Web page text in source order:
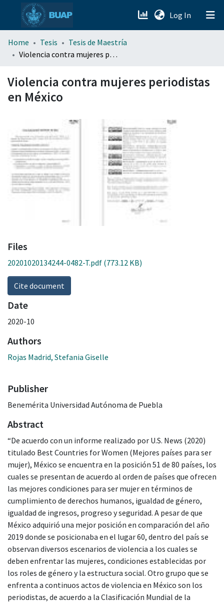
Log In (current)
menu.section.about_menu
Home Tesis
Tesis de Maestría
Violencia contra mujeres periodistas en México
Violencia contra mujeres periodistas
en México
Files
20201020134244-0482-T.pdf (773.12 KB)
Cite document
Date
2020-10
Authors
Rojas Madrid, Stefania Giselle
Publisher
Benemérita Universidad Autónoma de Puebla
Abstract
“De acuerdo con un informe realizado por U.S. News (2020)
titulado Best Countries for Women (Mejores países para ser
mujer), México se encuentra en la posición 51 de 80 países, los
cuales se presentan de acuerdo al orden de países que ofrecen
las mejores condiciones para ser mujer en términos de
cumplimiento de derechos humanos, igualdad de género,
igualdad de ingresos, progreso y seguridad. A pesar de que
México adquirió una mejor posición en comparación del año
2019 donde se posicionaba en el lugar 60, dentro del país se
observan diversos escenarios de violencia a los cuales se
deben enfrentar las mujeres, condiciones establecidas por
los roles de género y la estructura social. Otro grupo que se
enfrenta a continuos actos de violencia en México son los
periodistas, de acuerdo a la Clasificación Mundial de la